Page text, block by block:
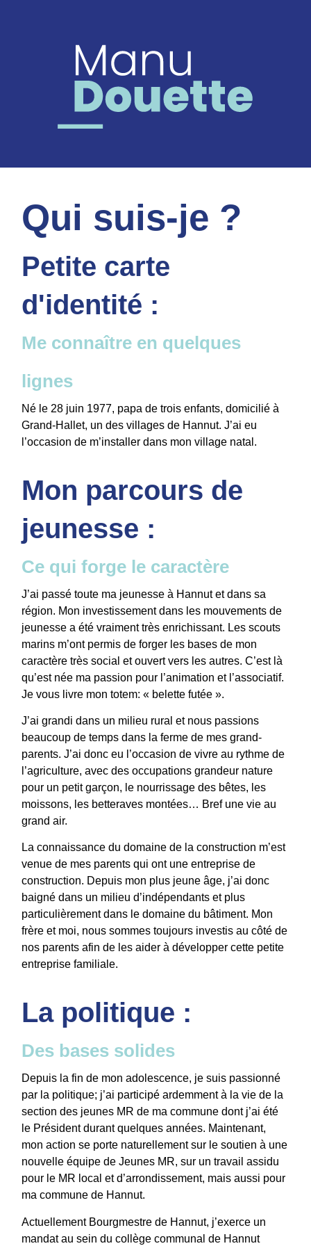
Qui suis-je ?
Petite carte
d'identité :
Me connaître en quelques
lignes
Né le 28 juin 1977, papa de trois enfants, domicilié à
Grand-Hallet, un des villages de Hannut. J’ai eu
l’occasion de m’installer dans mon village natal.
Mon parcours de
jeunesse :
Ce qui forge le caractère
J’ai passé toute ma jeunesse à Hannut et dans sa
région. Mon investissement dans les mouvements de
jeunesse a été vraiment très enrichissant. Les scouts
marins m’ont permis de forger les bases de mon
caractère très social et ouvert vers les autres. C’est là
qu’est née ma passion pour l’animation et l’associatif.
Je vous livre mon totem: « belette futée ».
J’ai grandi dans un milieu rural et nous passions
beaucoup de temps dans la ferme de mes grand-
parents. J’ai donc eu l’occasion de vivre au rythme de
l’agriculture, avec des occupations grandeur nature
pour un petit garçon, le nourrissage des bêtes, les
moissons, les betteraves montées… Bref une vie au
grand air.
La connaissance du domaine de la construction m’est
venue de mes parents qui ont une entreprise de
construction. Depuis mon plus jeune âge, j’ai donc
baigné dans un milieu d’indépendants et plus
particulièrement dans le domaine du bâtiment. Mon
frère et moi, nous sommes toujours investis au côté de
nos parents afin de les aider à développer cette petite
entreprise familiale.
La politique :
Des bases solides
Depuis la fin de mon adolescence, je suis passionné
par la politique; j’ai participé ardemment à la vie de la
section des jeunes MR de ma commune dont j’ai été
le Président durant quelques années. Maintenant,
mon action se porte naturellement sur le soutien à une
nouvelle équipe de Jeunes MR, sur un travail assidu
pour le MR local et d’arrondissement, mais aussi pour
ma commune de Hannut.
Actuellement Bourgmestre de Hannut, j’exerce un
mandat au sein du collège communal de Hannut